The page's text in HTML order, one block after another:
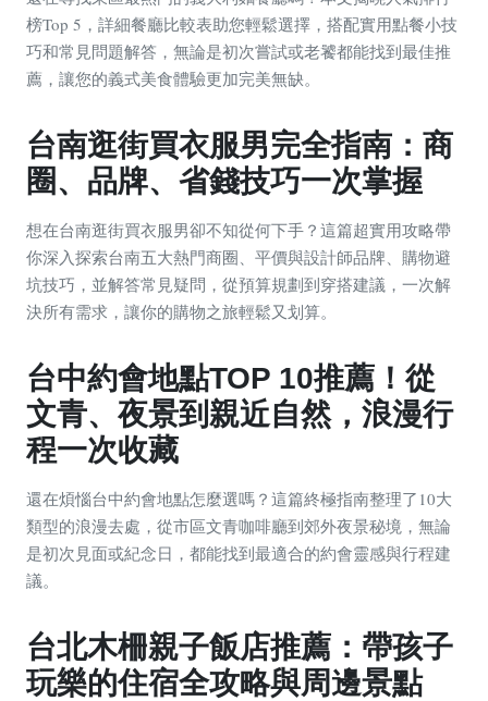
榜Top 5，詳細餐廳比較表助您輕鬆選擇，搭配實用點餐小技
巧和常見問題解答，無論是初次嘗試或老饕都能找到最佳推
薦，讓您的義式美食體驗更加完美無缺。
台南逛街買衣服男完全指南：商
圈、品牌、省錢技巧一次掌握
想在台南逛街買衣服男卻不知從何下手？這篇超實用攻略帶
你深入探索台南五大熱門商圈、平價與設計師品牌、購物避
坑技巧，並解答常見疑問，從預算規劃到穿搭建議，一次解
決所有需求，讓你的購物之旅輕鬆又划算。
台中約會地點TOP 10推薦！從
文青、夜景到親近自然，浪漫行
程一次收藏
還在煩惱台中約會地點怎麼選嗎？這篇終極指南整理了10大
類型的浪漫去處，從市區文青咖啡廳到郊外夜景秘境，無論
是初次見面或紀念日，都能找到最適合的約會靈感與行程建
議。
台北木柵親子飯店推薦：帶孩子
玩樂的住宿全攻略與周邊景點